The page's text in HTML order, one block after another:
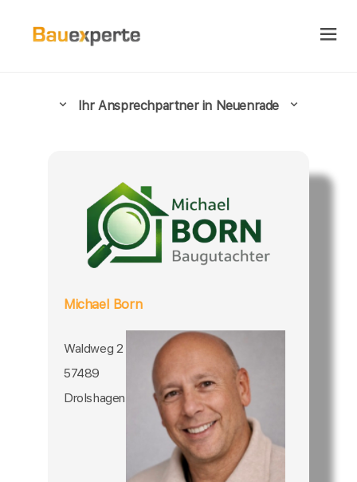
Ihr Ansprechpartner in Neuenrade
Michael Born
Waldweg 2
57489
Drolshagen